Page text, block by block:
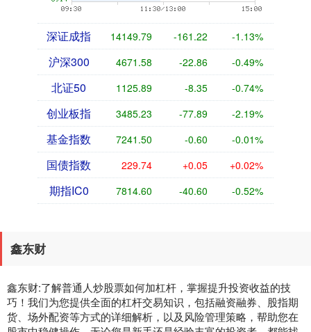
深证成指 14149.79 -161.22 -1.13%
沪深300 4671.58 -22.86 -0.49%
北证50 1125.89 -8.35 -0.74%
创业板指 3485.23 -77.89 -2.19%
基金指数 7241.50 -0.60 -0.01%
国债指数 229.74 +0.05 +0.02%
期指IC0 7814.60 -40.60 -0.52%
鑫东财
鑫东财:了解普通人炒股票如何加杠杆，掌握提升投资收益的技
巧！我们为您提供全面的杠杆交易知识，包括融资融券、股指期
货、场外配资等方式的详细解析，以及风险管理策略，帮助您在